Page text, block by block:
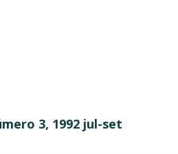
3, 1992 jul-set